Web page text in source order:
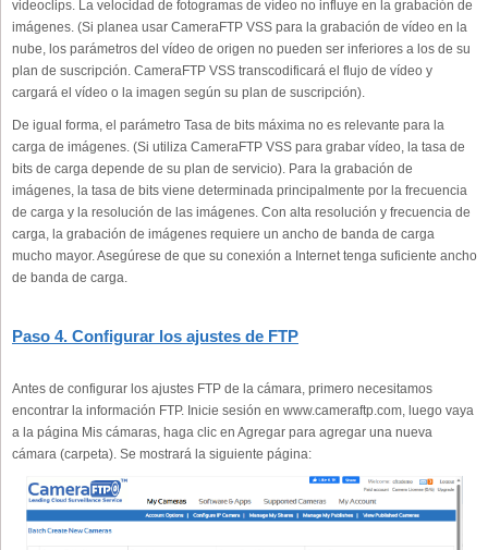
videoclips. La velocidad de fotogramas de vídeo no influye en la grabación de
imágenes. (Si planea usar CameraFTP VSS para la grabación de vídeo en la
nube, los parámetros del vídeo de origen no pueden ser inferiores a los de su
plan de suscripción. CameraFTP VSS transcodificará el flujo de vídeo y
cargará el vídeo o la imagen según su plan de suscripción).
De igual forma, el parámetro Tasa de bits máxima no es relevante para la
carga de imágenes. (Si utiliza CameraFTP VSS para grabar vídeo, la tasa de
bits de carga depende de su plan de servicio). Para la grabación de
imágenes, la tasa de bits viene determinada principalmente por la frecuencia
de carga y la resolución de las imágenes. Con alta resolución y frecuencia de
carga, la grabación de imágenes requiere un ancho de banda de carga
mucho mayor. Asegúrese de que su conexión a Internet tenga suficiente ancho
de banda de carga.
Paso 4. Configurar los ajustes de FTP
Antes de configurar los ajustes FTP de la cámara, primero necesitamos
encontrar la información FTP. Inicie sesión en www.cameraftp.com, luego vaya
a la página Mis cámaras, haga clic en Agregar para agregar una nueva
cámara (carpeta). Se mostrará la siguiente página: